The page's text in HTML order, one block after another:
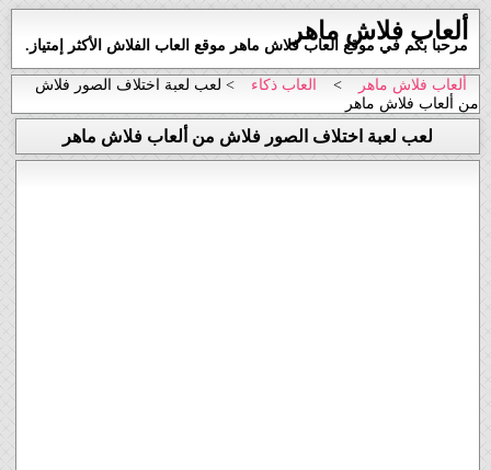
ألعاب فلاش ماهر
مرحبا بكم في موقع العاب فلاش ماهر موقع العاب الفلاش الأكثر إمتياز.
ألعاب فلاش ماهر > العاب ذكاء
> لعب لعبة اختلاف الصور فلاش
من ألعاب فلاش ماهر
لعب لعبة اختلاف الصور فلاش من ألعاب فلاش ماهر